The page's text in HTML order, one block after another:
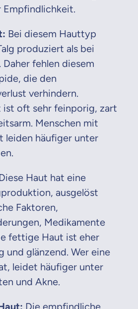
Empfindlichkeit.
Bei diesem Hauttyp
produziert als bei
fehlen diesem
die den
verhindern.
ist oft sehr feinporig, zart
Menschen mit
leiden häufiger unter
Haut hat eine
ausgelöst
Faktoren,
Medikamente
fettige Haut ist eher
und glänzend. Wer eine
leidet häufiger unter
und Akne.
Die empfindliche